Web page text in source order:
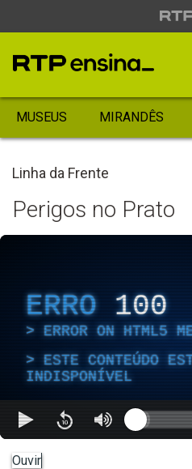
MUSEUS MIRANDÊS
Linha da Frente
Perigos no Prato
ERRO 100
ERROR ON HTML5
ESTE CONTEÚDO
INDISPONÍVEL
Ouvir